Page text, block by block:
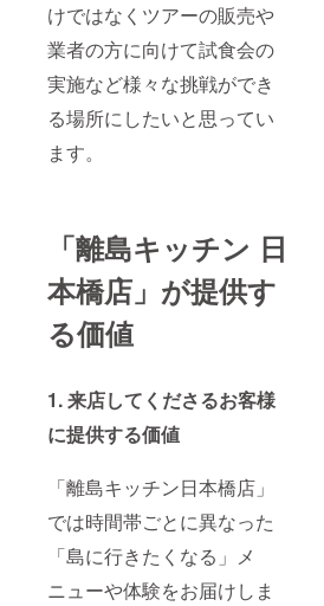
けではなくツアーの販売や
業者の方に向けて試食会の
実施など様々な挑戦ができ
る場所にしたいと思ってい
ます。
「離島キッチン 日
本橋店」が提供す
る価値
1. 来店してくださるお客様
に提供する価値
「離島キッチン日本橋店」
では時間帯ごとに異なった
「島に行きたくなる」メ
ニューや体験をお届けしま